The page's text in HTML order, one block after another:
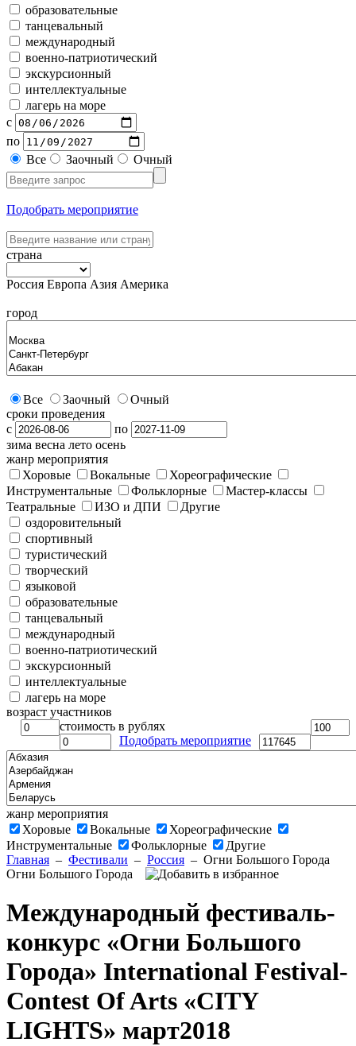
образовательные
танцевальный
международный
военно-патриотический
экскурсионный
интеллектуальные
лагерь на море
с
по
Все
Заочный Очный
Подобрать мероприятие
страна
Россия Европа Азия Америка
город
Все Заочный
Очный
сроки проведения
с
по
зима весна лето осень
жанр мероприятия
Хоровые
Вокальные
Хореографические
Инструментальные
Фольклорные
Мастер-классы
Театральные
ИЗО и ДПИ
Другие
оздоровительный
спортивный
туристический
творческий
языковой
образовательные
танцевальный
международный
военно-патриотический
экскурсионный
интеллектуальные
лагерь на море
возраст участников
стоимость в рублях
Подобрать мероприятие
жанр мероприятия
Хоровые
Вокальные
Хореографические
Инструментальные
Фольклорные
Другие
Главная – Фестивали – Россия – Огни Большого Города
Огни Большого Города
Международный фестиваль-
конкурс «Огни Большого
Города» International Festival-
Contest Of Arts «CITY
LIGHTS» март2018